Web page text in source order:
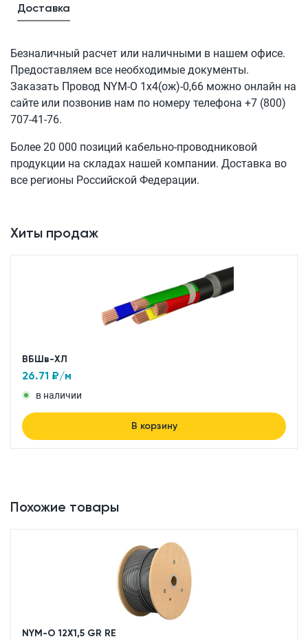
Доставка
Безналичный расчет или наличными в нашем офисе.
Предоставляем все необходимые документы.
Заказать Провод NYM-O 1x4(ож)-0,66 можно онлайн на
сайте или позвонив нам по номеру телефона +7 (800)
707-41-76.
Более 20 000 позиций кабельно-проводниковой
продукции на складах нашей компании. Доставка во
все регионы Российской Федерации.
Хиты продаж
ВБШв-ХЛ
26.71 ₽/м
в наличии
В корзину
Похожие товары
NYM-O 12X1,5 GR RE